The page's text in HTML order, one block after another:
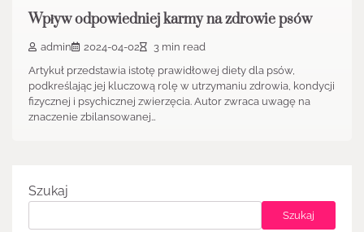
Wpływ odpowiedniej karmy na zdrowie psów
admin 2024-04-02
3 min read
Artykuł przedstawia istotę prawidłowej diety dla psów,
podkreślając jej kluczową rolę w utrzymaniu zdrowia, kondycji
fizycznej i psychicznej zwierzęcia. Autor zwraca uwagę na
znaczenie zbilansowanej…
Szukaj
Szukaj